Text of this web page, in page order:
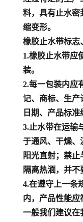
料，具有止水密
缩变形。
橡胶止水带标志
1.橡胶止水带应
装。
2.每一包装内应
记、商标、生产
日期、产品标准
3.止水带在运输
于通风、干燥
阳光直射；禁止
隔离热湎，并不
4.在遵守上一条
内，产品性能应
一般我们建议在